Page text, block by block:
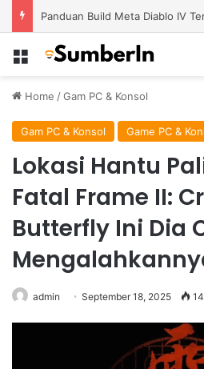
Menu
Home /Gam PC & Konsol
Gam PC & Konsol Game PC &
Lokasi Hantu
Fatal Frame II:
Butterfly Ini Dia
admin September 18, 2025